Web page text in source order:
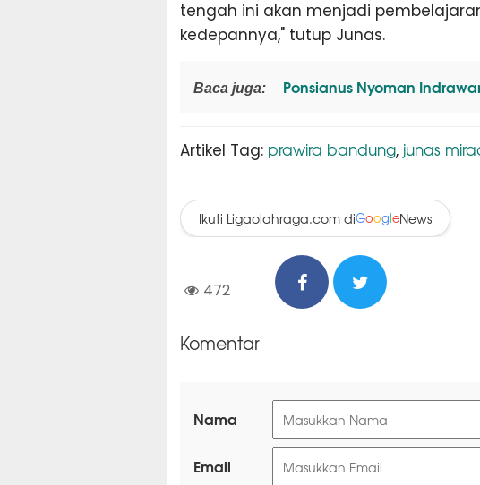
tengah ini akan menjadi
kedepannya," tutup Junas.
Baca juga: Ponsianus Nyoman
Artikel Tag: prawira bandung, junas
Ikuti Ligaolahraga.com diGoogleNews
472
Komentar
Nama
Email